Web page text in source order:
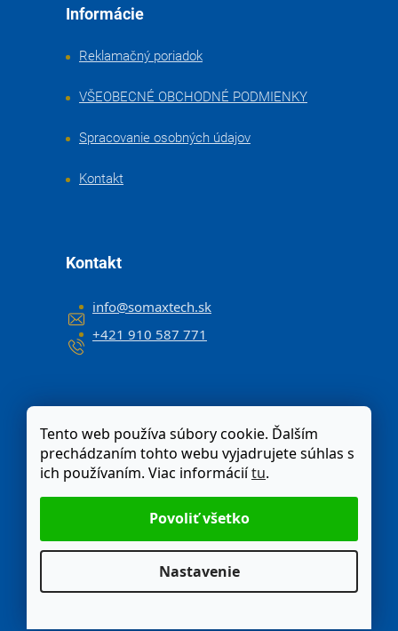
Tento web používa súbory cookie. Ďalším
prechádzaním tohto webu vyjadrujete súhlas s
ich používaním. Viac informáciítu.
Nastavenie
Informácie
Reklamačný poriadok
VŠEOBECNÉ OBCHODNÉ PODMIENKY
Spracovanie osobných údajov
Kontakt
Kontakt
info@somaxtech.sk
+421 910 587 771
Odstúpenie od zmluvy